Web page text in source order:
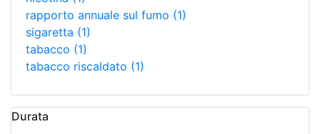
rapporto annuale sul fumo (1)
sigaretta (1)
tabacco (1)
tabacco riscaldato (1)
Durata